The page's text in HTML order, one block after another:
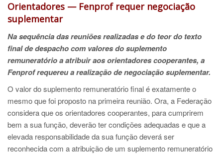
Orientadores — Fenprof requer negociação
suplementar
Na sequência das reuniões realizadas e do teor do texto
final de despacho com valores do suplemento
remuneratório a atribuir aos orientadores cooperantes, a
Fenprof requereu a realização de negociação suplementar.
O valor do suplemento remuneratório final é exatamente o
mesmo que foi proposto na primeira reunião. Ora, a Federação
considera que os orientadores cooperantes, para cumprirem
bem a sua função, deverão ter condições adequadas e que a
elevada responsabilidade da sua função deverá ser
reconhecida com a atribuição de um suplemento remuneratório